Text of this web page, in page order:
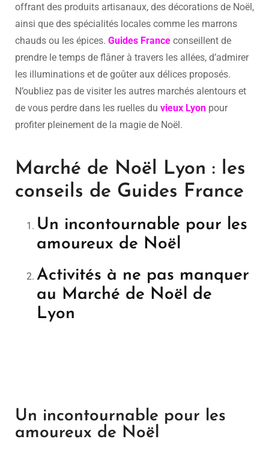
offrant des produits artisanaux, des décorations de Noël,
ainsi que des spécialités locales comme les marrons
chauds ou les épices. Guides France conseillent de
prendre le temps de flâner à travers les allées, d’admirer
les illuminations et de goûter aux délices proposés.
N’oubliez pas de visiter les autres marchés alentours et
de vous perdre dans les ruelles du vieux Lyon pour
profiter pleinement de la magie de Noël.
Marché de Noël Lyon : les
conseils de Guides France
Un incontournable pour les
amoureux de Noël
Activités à ne pas manquer
au Marché de Noël de
Lyon
Un incontournable pour les
amoureux de Noël